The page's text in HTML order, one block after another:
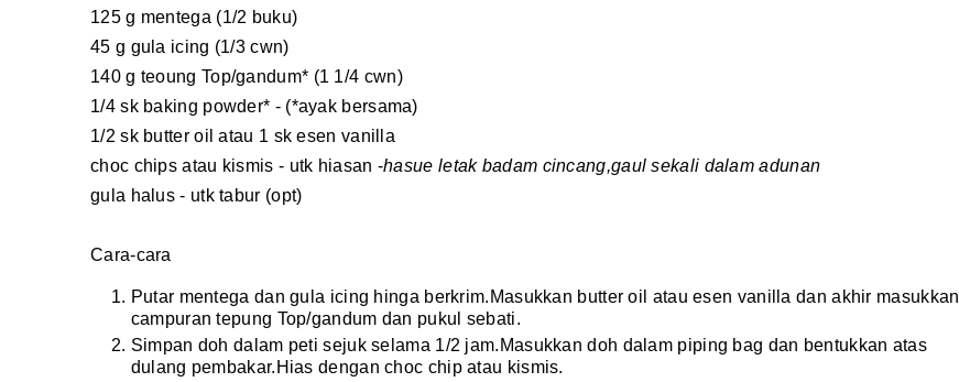
125 g mentega (1/2 buku)
45 g gula icing (1/3 cwn)
140 g teoung Top/gandum* (1 1/4 cwn)
1/4 sk baking powder* - (*ayak bersama)
1/2 sk butter oil atau 1 sk esen vanilla
choc chips atau kismis - utk hiasan -hasue letak badam cincang,gaul sekali dalam adunan
gula halus - utk tabur (opt)
Cara-cara
Putar mentega dan gula icing hinga berkrim.Masukkan butter oil atau esen vanilla dan akhir masukkan
campuran tepung Top/gandum dan pukul sebati.
Simpan doh dalam peti sejuk selama 1/2 jam.Masukkan doh dalam piping bag dan bentukkan atas
dulang pembakar.Hias dengan choc chip atau kismis.